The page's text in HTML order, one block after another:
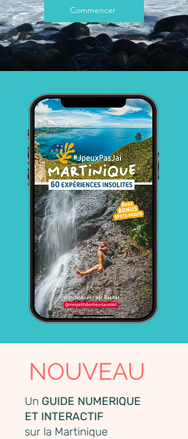
Commencer
NOUVEAU
Un GUIDE NUMERIQUE
ET INTERACTIF
sur la Martinique